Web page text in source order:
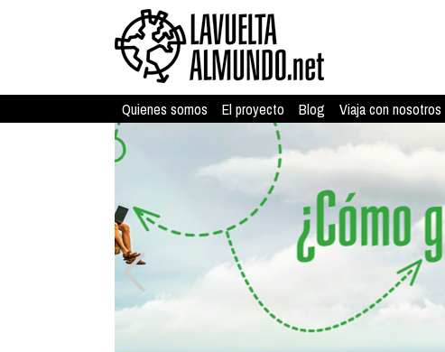
Quienes somos El proyecto Blog Viaja con nosotros